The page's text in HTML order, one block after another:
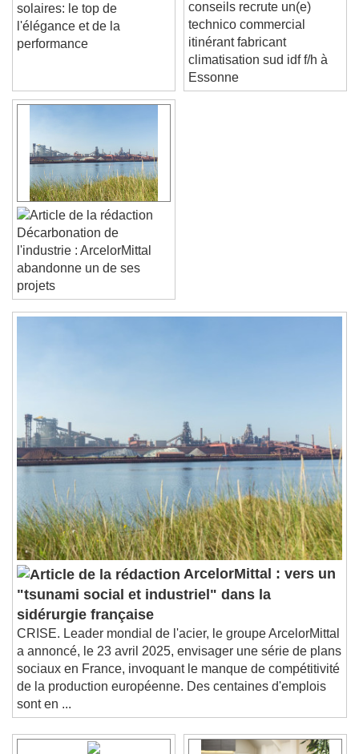
Color
Caption Area Background
Font Size
Font Family
Reset
Done
Close Modal Dialog
Tuiles terre cuite et
solaires: le top de
l'élégance et de la
conseils recrute un(e)
technico commercial
itinérant fabricant
climatisation sud idf f/h à
Essonne
Décarbonation de
l'industrie : ArcelorMittal
abandonne un de ses
projets
ArcelorMittal : vers un
"tsunami social et industriel" dans la
sidérurgie française
CRISE. Leader mondial de l'acier, le groupe ArcelorMittal
a annoncé, le 23 avril 2025, envisager une série de plans
sociaux en France, invoquant le manque de compétitivité
de la production européenne. Des centaines d'emplois
sont en ...